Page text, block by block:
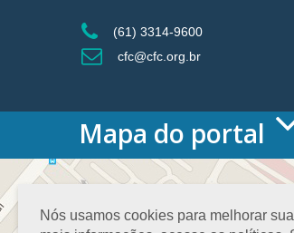
Nós usamos cookies para melhorar
(61) 3314-9600
cfc@cfc.org.br
Mapa do portal
HOME
O CONSELHO
Conselho Diretor
Nossa Sede